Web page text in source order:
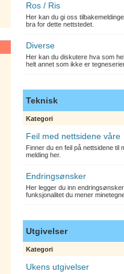
Ros / Ris
Her kan du gi oss
bra for dette nettstedet.
Diverse
Her kan du diskutere hva som
helt annet som ikke er
Teknisk
Kategori
Feil med nettsidene våre
Finner du en feil på nettsidene til
melding her.
Endringsønsker
Her legger du inn
funksjonalitet du mener
Utgivelser
Kategori
Ukens utgivelser